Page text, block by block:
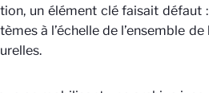
un élément clé faisait défaut
à l’échelle de l’ensemble